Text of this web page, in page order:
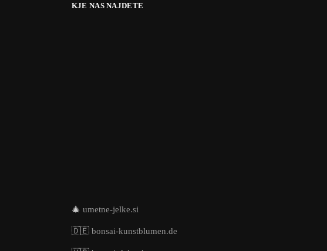
KJE NAS NAJDETE
🎄 umetne-jelke.si
🇩🇪 bonsai-kunstblumen.de